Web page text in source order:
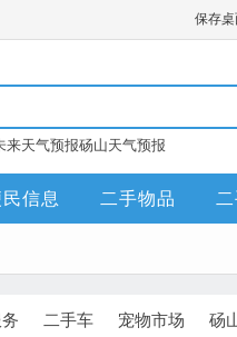
保存
来天气预报砀山天气预报
信息 二手物品
二手车 宠物市场 砀